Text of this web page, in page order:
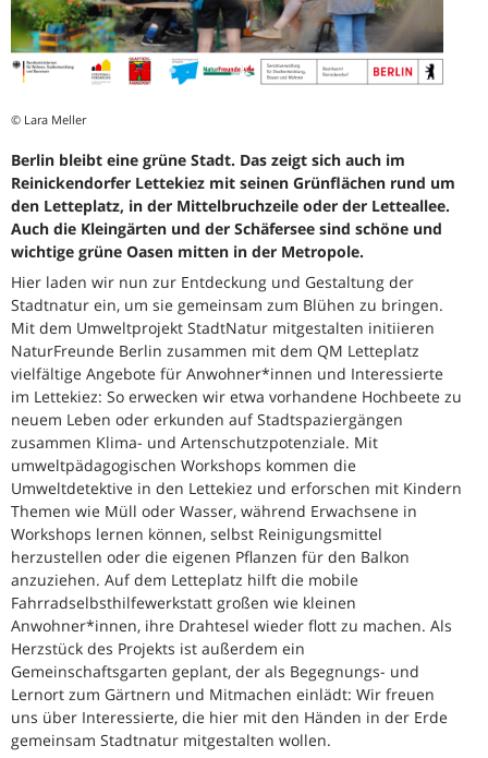
© Lara Meller
Berlin bleibt eine grüne Stadt. Das zeigt sich auch im
Reinickendorfer Lettekiez mit seinen Grünflächen rund um
den Letteplatz, in der Mittelbruchzeile oder der Letteallee.
Auch die Kleingärten und der Schäfersee sind schöne und
wichtige grüne Oasen mitten in der Metropole.
Hier laden wir nun zur Entdeckung und Gestaltung der
Stadtnatur ein, um sie gemeinsam zum Blühen zu bringen.
Mit dem Umweltprojekt StadtNatur mitgestalten initiieren
NaturFreunde Berlin zusammen mit dem QM Letteplatz
vielfältige Angebote für Anwohner*innen und Interessierte
im Lettekiez: So erwecken wir etwa vorhandene Hochbeete zu
neuem Leben oder erkunden auf Stadtspaziergängen
zusammen Klima- und Artenschutzpotenziale. Mit
umweltpädagogischen Workshops kommen die
Umweltdetektive in den Lettekiez und erforschen mit Kindern
Themen wie Müll oder Wasser, während Erwachsene in
Workshops lernen können, selbst Reinigungsmittel
herzustellen oder die eigenen Pflanzen für den Balkon
anzuziehen. Auf dem Letteplatz hilft die mobile
Fahrradselbsthilfewerkstatt großen wie kleinen
Anwohner*innen, ihre Drahtesel wieder flott zu machen. Als
Herzstück des Projekts ist außerdem ein
Gemeinschaftsgarten geplant, der als Begegnungs- und
Lernort zum Gärtnern und Mitmachen einlädt: Wir freuen
uns über Interessierte, die hier mit den Händen in der Erde
gemeinsam Stadtnatur mitgestalten wollen.